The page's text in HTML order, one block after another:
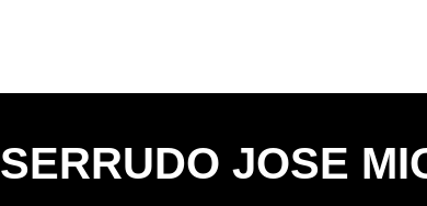
SERRUDO JOSE